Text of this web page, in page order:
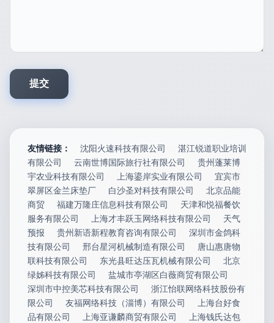
友情链接： 沈阳火速科技有限公司
湛江锐道职业培训
有限公司
云南世博国际旅行社有限公司
贵州蓬莱博
宇农业科技有限公司
上海鎏岸实业有限公司
宜宾市
翠屏区金兰床垫厂
白沙圣对科技有限公司
北京品能
商贸
福建万隆庄信息科技有限公司
天津和悦福餐饮
服务有限公司
上海才丰跃玉网络科技有限公司
天气
预报
贵州新语新程教育咨询有限公司
深圳市金鸽科
技有限公司
邢台星河机械制造有限公司
唐山惠唐物
联科技有限公司
东光县旺达压瓦机械有限公司
北京
绿姊科技有限公司
盐城市亭湖区白薇商贸有限公司
深圳市中控美芯科技有限公司
浙江怡联网络科技股份有
限公司
友福网络科技（淄博）有限公司
上海台好食
品有限公司
上海亚谦麟商贸有限公司
上海钱氏达包